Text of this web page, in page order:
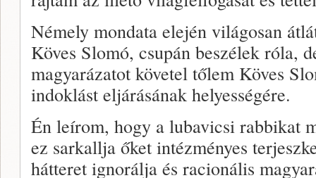
Némely mondata elején világosan
Köves Slomó, csupán beszélek róla,
magyarázatot követel tőlem Köves
indoklást eljárásának helyességére.
Én leírom, hogy a lubavicsi rabbikat
ez sarkallja őket intézményes
hátteret ignorálja és racionális